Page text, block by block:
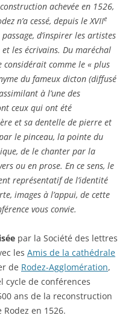
achevée en 1526,
n’a cessé, depuis le XVIIe
d’inspirer les artistes
les écrivains. Du maréchal
considérait comme le « plus
du fameux dicton (diffusé
à l’une des
ceux qui ont été
et sa dentelle de pierre et
le pinceau, la pointe du
de le chanter par la
ou en prose. En ce sens, le
représentatif de l’identité
images à l’appui, de cette
vous convie.
par la Société des lettres
les Amis de la cathédrale
de Rodez-Agglomération,
cycle de conférences
ans de la reconstruction
en 1526.